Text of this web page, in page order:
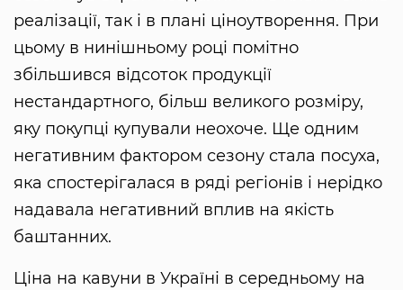
реалізації, так і в плані ціноутворення. При
цьому в нинішньому році помітно
збільшився відсоток продукції
нестандартного, більш великого розміру,
яку покупці купували неохоче. Ще одним
негативним фактором сезону стала посуха,
яка спостерігалася в ряді регіонів і нерідко
надавала негативний вплив на якість
баштанних.
Ціна на кавуни в Україні в середньому на